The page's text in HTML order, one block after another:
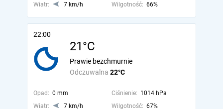
Wiatr:
7 km/h Wilgotność: 66%
22:00
21°C
Odczuwalna 22°C
Prawie bezchmurnie
Opad: 0 mm Ciśnienie: 1014 hPa
Wiatr:
7 km/h Wilgotność: 67%